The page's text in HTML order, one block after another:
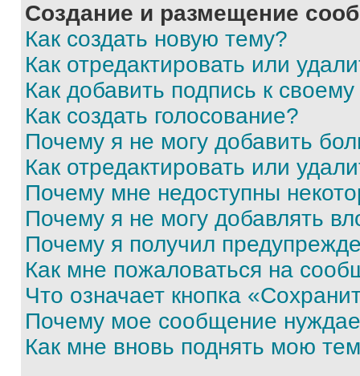
Создание и размещение
Как создать новую тему?
Как отредактировать или
Как добавить подпись к
Как создать голосование?
Почему я не могу добавить
Как отредактировать или
Почему мне недоступны
Почему я не могу добавлять
Почему я получил
Как мне пожаловаться на
Что означает кнопка
Почему мое сообщение
Как мне вновь поднять мою